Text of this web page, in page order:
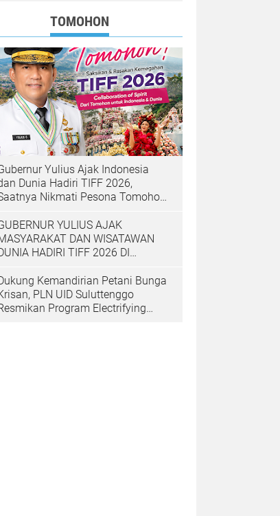
TOMOHON
Yulius Ajak Indonesia
Dunia Hadiri TIFF 2026,
Nikmati Pesona Tomohon
YULIUS AJAK
DAN WISATAWAN
HADIRI TIFF 2026 DI
Kemandirian Petani Bunga
PLN UID Suluttenggo
Program Electrifying